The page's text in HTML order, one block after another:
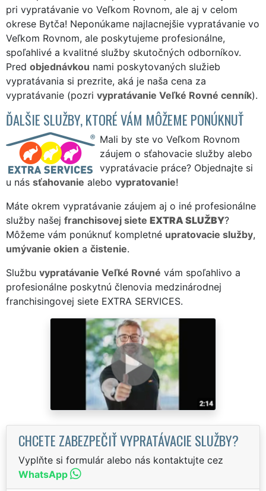
pri vypratávanie vo Veľkom Rovnom, ale aj v celom
okrese Bytča! Neponúkame najlacnejšie vypratávanie vo
Veľkom Rovnom, ale poskytujeme profesionálne,
spoľahlivé a kvalitné služby skutočných odborníkov.
Pred objednávkou nami poskytovaných služieb
vypratávania si prezrite, aká je naša cena za
vypratávanie (pozri vypratávanie Veľké Rovné cenník).
ĎALŠIE SLUŽBY, KTORÉ VÁM MÔŽEME PONÚKNUŤ
Mali by ste vo Veľkom Rovnom
záujem o sťahovacie služby alebo
vypratávacie práce? Objednajte si
u nás sťahovanie alebo vypratovanie!
Máte okrem vypratávanie záujem aj o iné profesionálne
služby našej franchisovej siete EXTRA SLUŽBY?
Môžeme vám ponúknuť kompletné upratovacie služby,
umývanie okien a čistenie.
Službu vypratávanie Veľké Rovné vám spoľahlivo a
profesionálne poskytnú členovia medzinárodnej
franchisingovej siete EXTRA SERVICES.
CHCETE ZABEZPEČIŤ VYPRATÁVACIE SLUŽBY?
Vyplňte si formulár alebo nás kontaktujte cez
WhatsApp